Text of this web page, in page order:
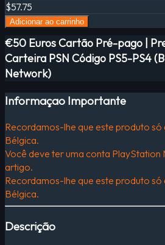
$57.75
Adicionar ao carrinho
€50 Euros Cartão Pré-pago |
Carteira PSN Código PS5-PS4
Network)
Informaçao Importante
Recordamos-lhe que este produto só
Bélgica.
Você deve ter uma conta PlayStation
artigo.
Recordamos-lhe que este produto só
Bélgica.
Descrição